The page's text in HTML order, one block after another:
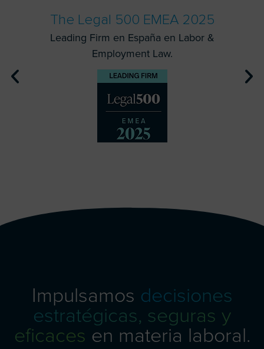
The Legal 500 EMEA 2025
Leading Firm en España en Labor &
Employment Law.
Impulsamos decisiones
estratégicas, seguras y
eficaces en materia laboral.